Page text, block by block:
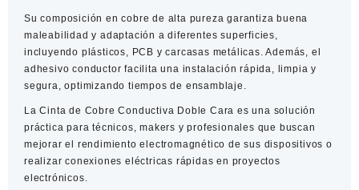
Su composición en cobre de alta pureza garantiza buena
maleabilidad y adaptación a diferentes superficies,
incluyendo plásticos, PCB y carcasas metálicas. Además, el
adhesivo conductor facilita una instalación rápida, limpia y
segura, optimizando tiempos de ensamblaje.
LaCinta de Cobre Conductiva Doble Cara es una solución
práctica para técnicos, makers y profesionales que buscan
mejorar el rendimiento electromagnético de sus dispositivos o
realizar conexiones eléctricas rápidas en proyectos
electrónicos.